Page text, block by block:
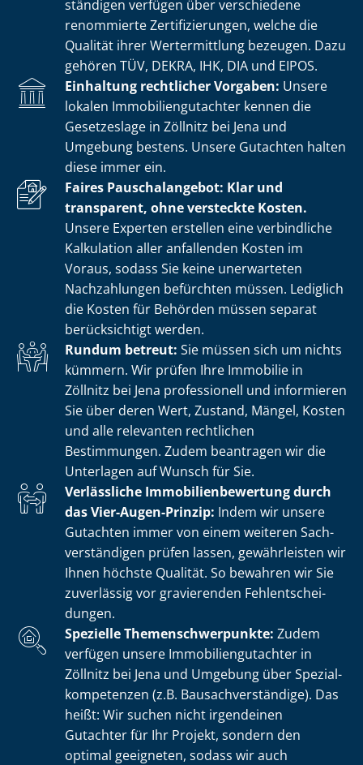
stän­di­gen verfügen über verschiedene
renommierte Zer­ti­fi­zie­run­gen, welche die
Qualität ihrer Wertermittlung bezeugen. Dazu
gehören TÜV, DEKRA, IHK, DIA und EIPOS.
Einhaltung rechtlicher Vorgaben: Unsere
lokalen Im­mo­bi­li­en­gut­ach­ter kennen die
Gesetzeslage in Zöllnitz bei Jena und
Umgebung bestens. Unsere Gutachten halten
diese immer ein.
Faires Pauschalangebot: Klar und
transparent, ohne versteckte Kosten.
Unsere Experten erstellen eine verbindliche
Kalkulation aller anfallenden Kosten im
Voraus, sodass Sie keine unerwarteten
Nachzahlungen befürchten müssen. Lediglich
die Kosten für Behörden müssen separat
berücksichtigt werden.
Rundum betreut: Sie müssen sich um nichts
kümmern. Wir prüfen Ihre Immobilie in
Zöllnitz bei Jena professionell und informieren
Sie über deren Wert, Zustand, Mängel, Kosten
und alle relevanten rechtlichen
Bestimmungen. Zudem beantragen wir die
Unterlagen auf Wunsch für Sie.
Verlässliche Im­mo­bi­li­en­be­wer­tung durch
das Vier-Augen-Prinzip: Indem wir unsere
Gutachten immer von einem weiteren Sach­
ver­stän­di­gen prüfen lassen, gewährleisten wir
Ihnen höchste Qualität. So bewahren wir Sie
zuverlässig vor gravierenden Fehl­ent­schei­
dun­gen.
Spezielle The­men­schwer­punk­te: Zudem
verfügen unsere Im­mo­bi­li­en­gut­ach­ter in
Zöllnitz bei Jena und Umgebung über Spe­zi­al­
kom­pe­ten­zen (z.B. Bau­sach­ver­stän­di­ge). Das
heißt: Wir suchen nicht irgendeinen
Gutachter für Ihr Projekt, sondern den
optimal geeigneten, sodass wir auch